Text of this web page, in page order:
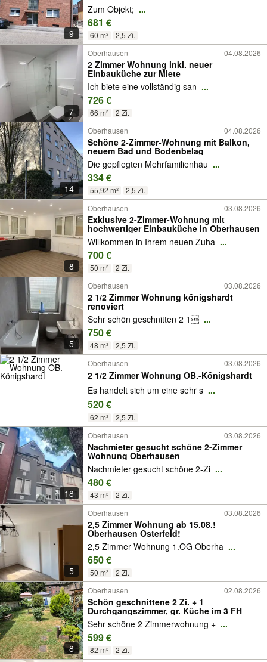
9
Zum Objekt; ...
681 €
60 m² 2,5 Zi.
7
Oberhausen 04.08.2026
2 Zimmer Wohnung inkl. neuer
Einbauküche zur Miete
Ich biete eine vollständig san ...
726 €
66 m² 2 Zi.
14
Oberhausen 04.08.2026
Schöne 2-Zimmer-Wohnung mit Balkon,
neuem Bad und Bodenbelag
Die gepflegten Mehrfamilienhäu ...
334 €
55,92 m² 2,5 Zi.
8
Oberhausen 03.08.2026
Exklusive 2-Zimmer-Wohnung mit
hochwertiger Einbauküche in Oberhausen
Willkommen in Ihrem neuen Zuha ...
700 €
50 m² 2 Zi.
5
Oberhausen 03.08.2026
2 1/2 Zimmer Wohnung königshardt
renoviert
Sehr schön geschnitten 2 1 ...
750 €
48 m²
2,5 Zi.
Oberhausen
03.08.2026
2 1/2 Zimmer Wohnung OB.-Königshardt
Es handelt sich um eine sehr s ...
520 €
62 m² 2,5 Zi.
18
Oberhausen 03.08.2026
Nachmieter gesucht schöne 2-Zimmer
Wohnung Oberhausen
Nachmieter gesucht schöne 2-Zi ...
480 €
43 m² 2 Zi.
5
Oberhausen 03.08.2026
2,5 Zimmer Wohnung ab 15.08.!
Oberhausen Osterfeld!
2,5 Zimmer Wohnung 1.OG Oberha ...
650 €
50 m² 2 Zi.
8
Oberhausen 02.08.2026
Schön geschnittene 2 Zi. + 1
Durchgangszimmer, gr. Küche im 3 FH
Sehr schöne 2 Zimmerwohnung + ...
599 €
82 m² 2 Zi.